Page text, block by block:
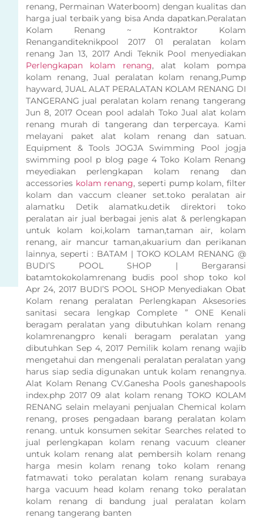
renang, Permainan Waterboom) dengan kualitas dan
harga jual terbaik yang bisa Anda dapatkan.Peralatan
Kolam Renang ~ Kontraktor Kolam
Renanganditeknikpool 2017 01 peralatan kolam
renang Jan 13, 2017 Andi Teknik Pool menyediakan
Perlengkapan kolam renang, alat kolam pompa
kolam renang, Jual peralatan kolam renang,Pump
hayward, JUAL ALAT PERALATAN KOLAM RENANG DI
TANGERANG jual peralatan kolam renang tangerang
Jun 8, 2017 Ocean pool adalah Toko Jual alat kolam
renang murah di tangerang dan terpercaya. Kami
melayani paket alat kolam renang dan satuan.
Equipment & Tools JOGJA Swimming Pool jogja
swimming pool p blog page 4 Toko Kolam Renang
meyediakan perlengkapan kolam renang dan
accessories kolam renang, seperti pump kolam, filter
kolam dan vaccum cleaner set.toko peralatan air
alamatku Detik alamatku.detik direktori toko
peralatan air jual berbagai jenis alat & perlengkapan
untuk kolam koi,kolam taman,taman air, kolam
renang, air mancur taman,akuarium dan perikanan
lainnya, seperti : BATAM | TOKO KOLAM RENANG @
BUDI’S POOL SHOP | Bergaransi
batamtokokolamrenang budis pool shop toko kol
Apr 24, 2017 BUDI’S POOL SHOP Menyediakan Obat
Kolam renang peralatan Perlengkapan Aksesories
sanitasi secara lengkap Complete ” ONE Kenali
beragam peralatan yang dibutuhkan kolam renang
kolamrenangpro kenali beragam peralatan yang
dibutuhkan Sep 4, 2017 Pemilik kolam renang wajib
mengetahui dan mengenali peralatan peralatan yang
harus siap sedia digunakan untuk kolam renangnya.
Alat Kolam Renang CV.Ganesha Pools ganeshapools
index.php 2017 09 alat kolam renang TOKO KOLAM
RENANG selain melayani penjualan Chemical kolam
renang, proses pengadaan barang peralatan kolam
renang. untuk konsumen sekitar Searches related to
jual perlengkapan kolam renang vacuum cleaner
untuk kolam renang alat pembersih kolam renang
harga mesin kolam renang toko kolam renang
fatmawati toko peralatan kolam renang surabaya
harga vacuum head kolam renang toko peralatan
kolam renang di bandung jual peralatan kolam
renang tangerang banten